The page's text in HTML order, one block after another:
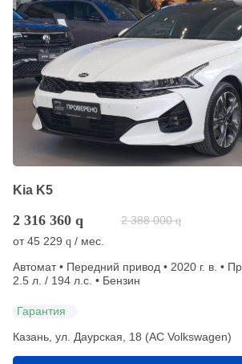
Kia K5
2 316 360 q 2 388 000 q
от45 229 q / мес.
Автомат • Передний привод • 2020 г. в. •
2.5 л. / 194 л.с. • Бензин
Гарантия
Казань, ул. Даурская, 18 (АС Volkswagen)